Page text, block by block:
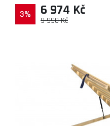
3%
9 990 Kč
6 974 Kč